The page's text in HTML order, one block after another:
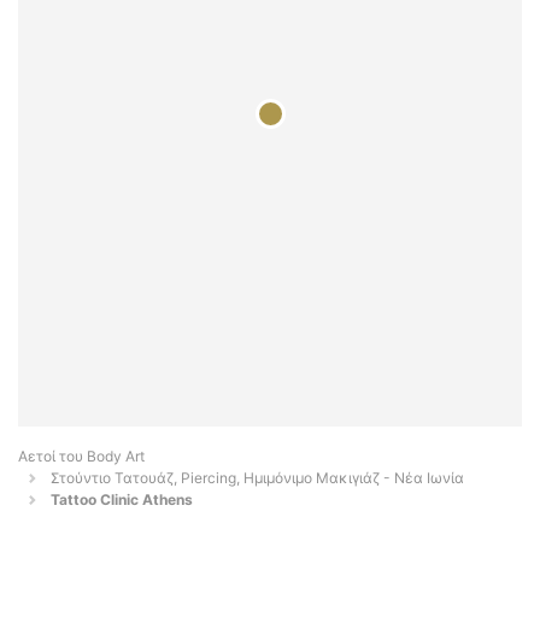
Αετοί του Body Art
Στούντιο Τατουάζ, Piercing, Ημιμόνιμο Μακιγιάζ - Νέα Ιωνία
Tattoo Clinic Athens